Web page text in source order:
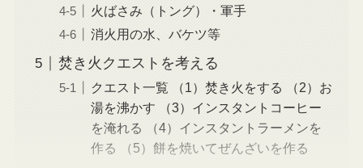
火ばさみ（トング）・軍手
消火用の水、バケツ等
焚き火クエストを考える
クエスト一覧 （1）焚き火をする （2）お
湯を沸かす （3）インスタントコーヒー
を淹れる （4）インスタントラーメンを
作る （5）餅を焼いてぜんざいを作る